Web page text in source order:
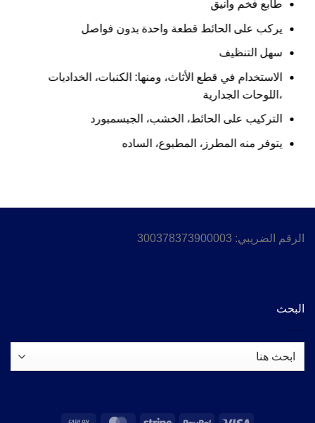
طابع فخم وأنيق
يركب على الحائط قطعة واحدة بدون فواصل
سهل التنظيف
الاستخدام في قطع الأثاث، ومنها: الكنبات، الخداديات
،اللوحات الجدارية
التركيب على الحائط، الخشب، الجبسمبورد
يتوفر منه المطرز، المطبوع، الساده
الرقم الضريبي: 300378373900003
البحث